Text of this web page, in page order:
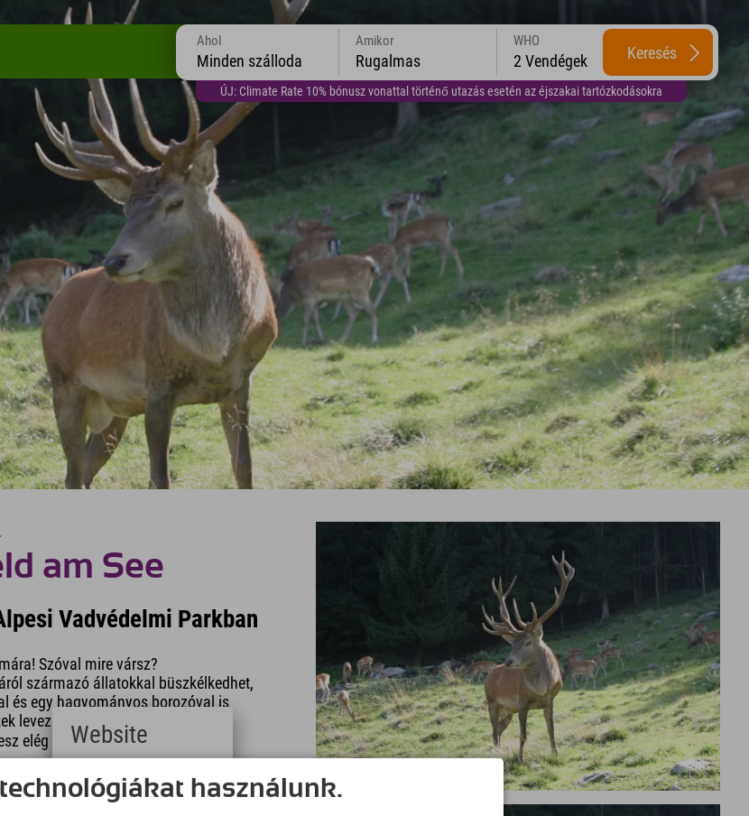
ÚJ: Climate Rate 10% bónusz vonattal történő utazás esetén az éjszakai tartózkodásokra
Ahol
Minden szálloda
Amikor
Rugalmas
WHO
2 Vendégek Keresés
am See
Vadvédelmi Parkban
Szóval mire vársz?
származó állatokkal büszkélkedhet,
és egy hagyományos borozóval is
levezethetik a gőzt.
elég ideje megtekinteni a közeli
használunk.
Website
Deutsch
(German)